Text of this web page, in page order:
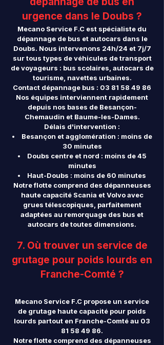
urgence dans le Doubs ?
Mecano Service F.C est spécialiste du
dépannage de bus et autocars dans le
Doubs. Nous intervenons 24h/24 et 7j/7
sur tous types de véhicules de transport
de voyageurs : bus scolaires, autocars de
tourisme, navettes urbaines.
Contact dépannage bus : 03 81 58 49 86
Nos équipes interviennent rapidement
depuis nos bases de Besançon-
Chemaudin et Baume-les-Dames.
Délais d'intervention :
Besançon et agglomération : moins de
30 minutes
Doubs centre et nord : moins de 45
minutes
Haut-Doubs : moins de 60 minutes
Notre flotte comprend des dépanneuses
haute capacité Scania et Volvo avec
grues télescopiques, parfaitement
adaptées au remorquage des bus et
autocars de toutes dimensions.
7. Où trouver un service de
grutage pour poids lourds en
Franche-Comté ?
Mecano Service F.C propose un service
de grutage haute capacité pour poids
lourds partout en Franche-Comté au 03
81 58 49 86.
Notre flotte comprend des dépanneuses